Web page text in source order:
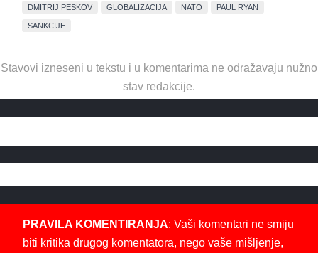
DMITRIJ PESKOV GLOBALIZACIJA NATO PAUL RYAN
SANKCIJE
Stavovi izneseni u tekstu i u komentarima ne odražavaju nužno
stav redakcije.
PRAVILA KOMENTIRANJA: Vaši komentari ne smiju
biti kritika drugog komentatora, nego vaše mišljenje,